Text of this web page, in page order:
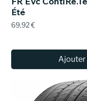
Été
Prix
69,92 €
Ajouter